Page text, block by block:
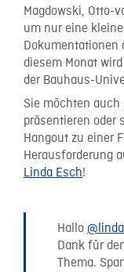
Magdowski, Otto-
um nur eine
Dokumentationen
diesem Monat
der Bauhaus-
Sie möchten auch
präsentieren oder
Hangout zu einer
Herausforderung
Linda Esch!
Hallo
Dank für
Thema.